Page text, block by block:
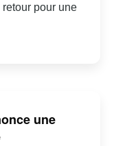
pour une
une